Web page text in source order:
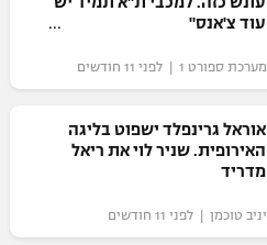
עוד צ'אנס"
מערכת ספורט 1 | לפני 11 חודשים
אוראל גרינפלד ישפוט בליגה
האירופית. שניר לוי את ריאל
מדריד
יניב טוכמן | לפני 11 חודשים